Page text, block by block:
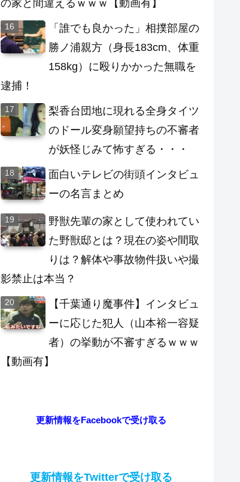
の家と間違えるｗｗｗ【動画有】
「誰でも良かった」相撲部屋の
勝ノ浦親方（身長183cm、体重
158kg）に殴りかかった無職を
逮捕！
梨香台団地に現れる全身タイツ
のドール変身願望持ちの不審者
が妖怪じみて怖すぎる・・・
面白いテレビの街頭インタビュ
ーの名言まとめ
野獣先輩の家として使われてい
た野獣邸とは？現在の姿や間取
りは？解体や事故物件扱いや撮
影禁止は本当？
【千葉通り魔事件】インタビュ
ーに応じた犯人（山本裕一容疑
者）の挙動が不審すぎるｗｗｗ
【動画有】
更新情報をFacebookで受け取る
更新情報をTwitterで受け取る